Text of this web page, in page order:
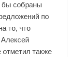
бы собраны
по
то, что
Алексей
отметил также